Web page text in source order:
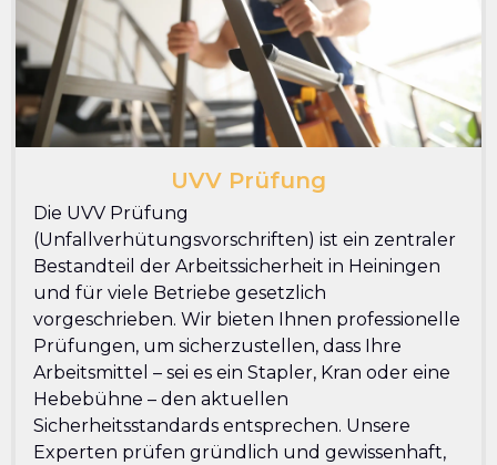
UVV Prüfung
Die UVV Prüfung
(Unfallverhütungsvorschriften) ist ein zentraler
Bestandteil der Arbeitssicherheit in Heiningen
und für viele Betriebe gesetzlich
vorgeschrieben. Wir bieten Ihnen professionelle
Prüfungen, um sicherzustellen, dass Ihre
Arbeitsmittel – sei es ein Stapler, Kran oder eine
Hebebühne – den aktuellen
Sicherheitsstandards entsprechen. Unsere
Experten prüfen gründlich und gewissenhaft,